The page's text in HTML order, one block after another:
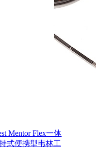
Mentor Flex一体
式便携型韦林工